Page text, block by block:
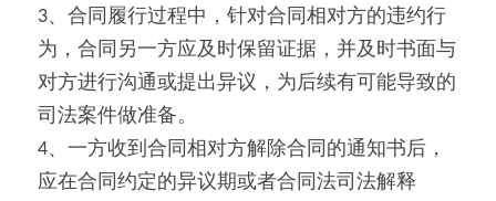
3、合同履行过程中，针对合同相对方的违约行
为，合同另一方应及时保留证据，并及时书面与
对方进行沟通或提出异议，为后续有可能导致的
司法案件做准备。
4、一方收到合同相对方解除合同的通知书后，
应在合同约定的异议期或者合同法司法解释